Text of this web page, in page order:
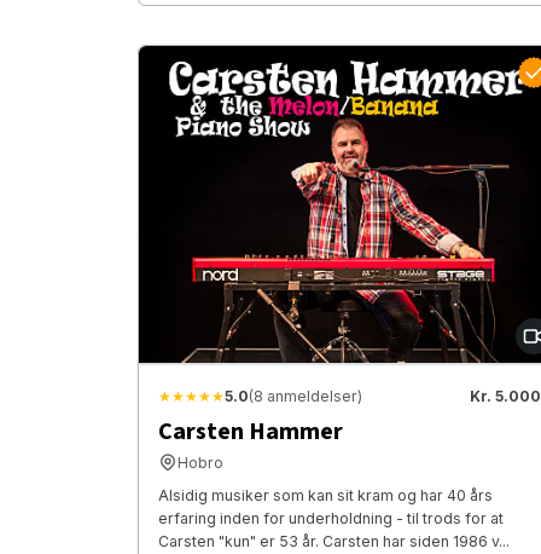
★★★★★5.0(8 anmeldelser) Kr. 5.000
Carsten Hammer
Hobro
Alsidig musiker som kan sit kram og har 40 års
erfaring inden for underholdning - til trods for at
Carsten "kun" er 53 år. Carsten har siden 1986 v...